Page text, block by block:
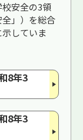
安全の3領
」）を総合
していま
8年3
8年3